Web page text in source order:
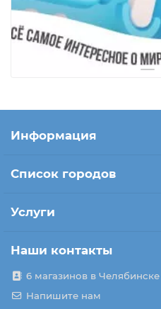
Информация
Список городов
Услуги
Наши контакты
6 магазинов в Челябинске
Напишите нам